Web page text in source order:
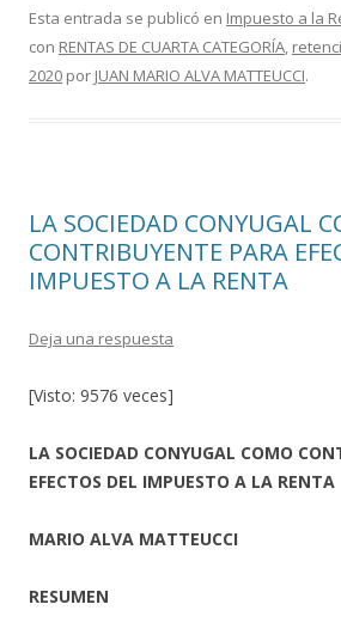
e
b
itt
er
m
p
Esta entrada se publicó en Impuesto a la
con RENTAS DE CUARTA CATEGORÍA,
2020 por JUAN MARIO ALVA MATTEUCCI.
LA SOCIEDAD CONYUGAL
CONTRIBUYENTE PARA
IMPUESTO A LA RENTA
Deja una respuesta
[Visto: 9576 veces]
LA SOCIEDAD CONYUGAL COMO
EFECTOS DEL IMPUESTO A LA RENTA
MARIO ALVA MATTEUCCI
RESUMEN